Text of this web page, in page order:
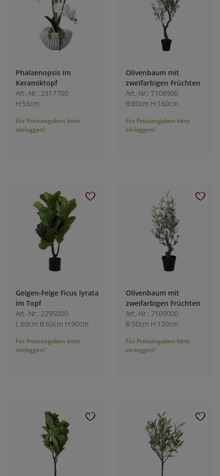
Phalaenopsis im
Keramiktopf
Art.-Nr.: 2317700
H:55cm
Für Preisangaben bitte
einloggen!
Olivenbaum mit
zweifarbigen Früchten
Art.-Nr.: 7108900
B:80cm H:160cm
Für Preisangaben bitte
einloggen!
Geigen-Feige Ficus lyrata
im Topf
Art.-Nr.: 2295000
L:60cm B:60cm H:90cm
Für Preisangaben bitte
einloggen!
Olivenbaum mit
zweifarbigen Früchten
Art.-Nr.: 7109000
B:50cm H:120cm
Für Preisangaben bitte
einloggen!